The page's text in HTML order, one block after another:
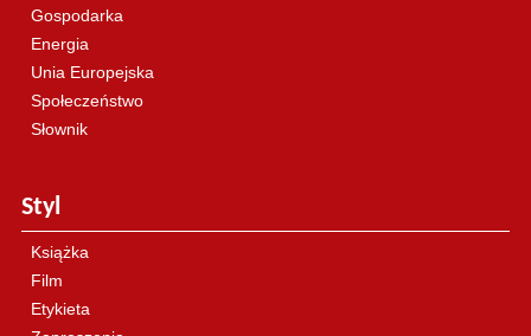
Gospodarka
Energia
Unia Europejska
Społeczeństwo
Słownik
Styl
Książka
Film
Etykieta